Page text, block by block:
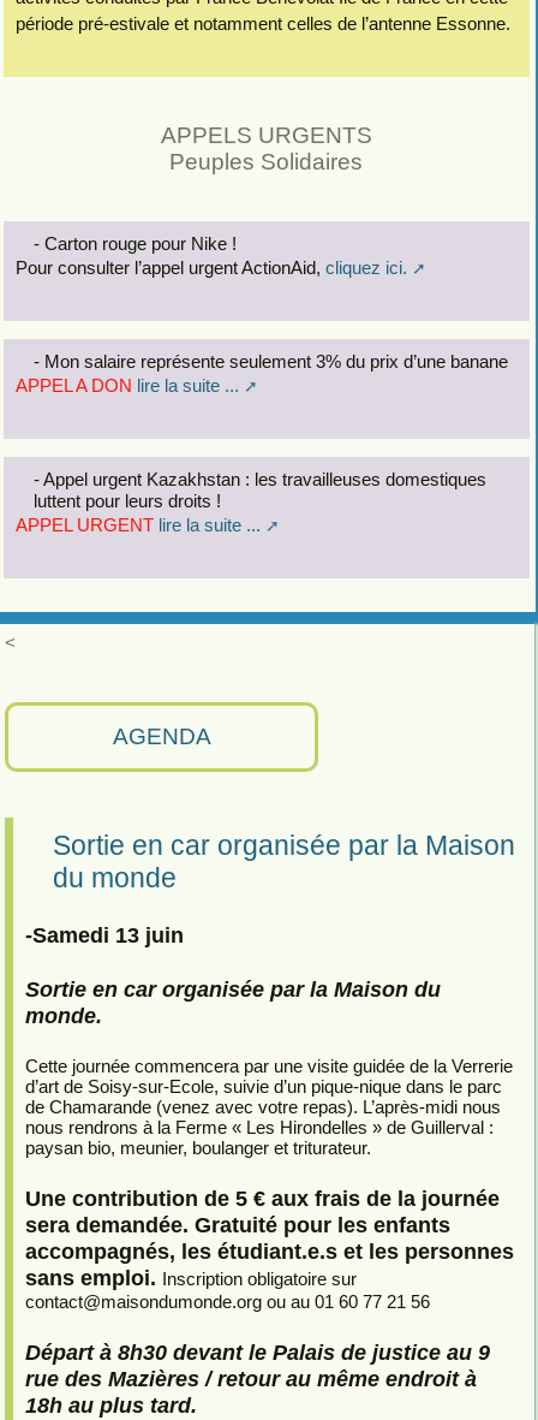
période pré-estivale et notamment celles de l’antenne Essonne.
APPELS URGENTS
Peuples Solidaires
- Carton rouge pour Nike !
Pour consulter l’appel urgent ActionAid, cliquez ici.
- Mon salaire représente seulement 3% du prix d’une banane
APPEL A DON lire la suite ...
- Appel urgent Kazakhstan : les travailleuses domestiques
luttent pour leurs droits !
APPEL URGENTlire la suite ...
<
AGENDA
Sortie en car organisée par la Maison
du monde
-Samedi 13 juin
Sortie en car organisée par la Maison du
monde.
Cette journée commencera par une visite guidée de la Verrerie
d’art de Soisy-sur-Ecole, suivie d’un pique-nique dans le parc
de Chamarande (venez avec votre repas). L’après-midi nous
nous rendrons à la Ferme « Les Hirondelles » de Guillerval :
paysan bio, meunier, boulanger et triturateur.
Une contribution de 5 € aux frais de la journée
sera demandée. Gratuité pour les enfants
accompagnés, les étudiant.e.s et les personnes
sans emploi. Inscription obligatoire sur
contact@maisondumonde.org ou au 01 60 77 21 56
Départ à 8h30 devant le Palais de justice au 9
rue des Mazières / retour au même endroit à
18h au plus tard.